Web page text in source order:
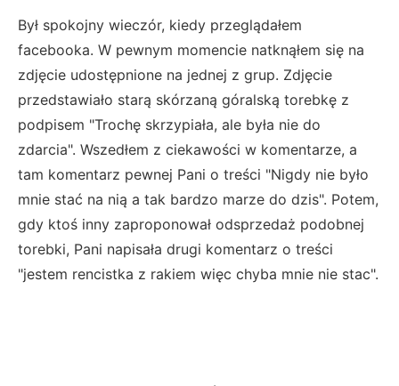
Był spokojny wieczór, kiedy przeglądałem
facebooka. W pewnym momencie natknąłem się na
zdjęcie udostępnione na jednej z grup. Zdjęcie
przedstawiało starą skórzaną góralską torebkę z
podpisem "Trochę skrzypiała, ale była nie do
zdarcia". Wszedłem z ciekawości w komentarze, a
tam komentarz pewnej Pani o treści "Nigdy nie było
mnie stać na nią a tak bardzo marze do dzis". Potem,
gdy ktoś inny zaproponował odsprzedaż podobnej
torebki, Pani napisała drugi komentarz o treści
"jestem rencistka z rakiem więc chyba mnie nie stac".